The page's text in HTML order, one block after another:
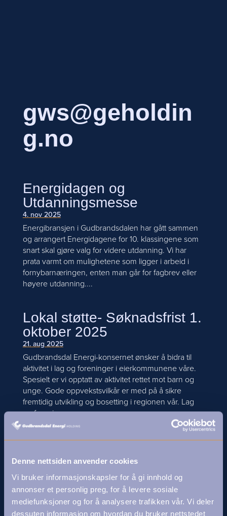
Denne nettsiden anvender cookies
Vi bruker informasjonskapsler for å gi innhold og
annonser et personlig preg, for å levere sosiale
mediefunksjoner og for å analysere trafikken vår. Vi deler
dessuten informasjon om hvordan du bruker nettstedet
gws@geholdin
g.no
Energidagen og
Utdanningsmesse
4. nov 2025
Energibransjen i Gudbrandsdalen har gått sammen
og arrangert Energidagene for 10. klassingene som
snart skal gjøre valg for videre utdanning. Vi har
prata varmt om mulighetene som ligger i arbeid i
fornybarnæringen, enten man går for fagbrev eller
høyere utdanning....
Lokal støtte- Søknadsfrist 1.
oktober 2025
21. aug 2025
Gudbrandsdal Energi-konsernet ønsker å bidra til
aktivitet i lag og foreninger i eierkommunene våre.
Spesielt er vi opptatt av aktivitet rettet mot barn og
unge. Gode oppvekstsvilkår er med på å sikre
fremtidig utvikling og bosetting i regionen vår. Lag
og foreninger...
med Hælt ekte
11. aug 2025
Gudbrandsdal Energi Holding har vært med helt fra
starten som en viktig samarbeidspartner for Hælt
Ekte Podkast. Sammen løfter vi fram menneskene,